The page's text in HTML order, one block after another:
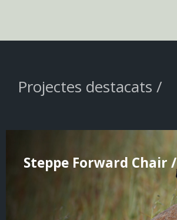
Projectes destacats /
Steppe Forward Chair /